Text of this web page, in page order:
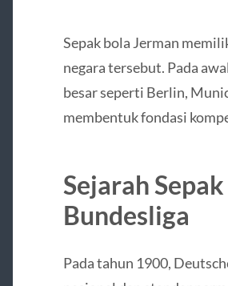
Sepak bola Jerman
negara tersebut. Pada
besar seperti Berlin,
membentuk fondasi
Sejarah
Bundesliga
Pada tahun 1900,